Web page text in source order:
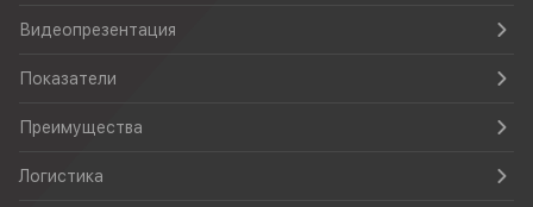
Видеопрезентация
Показатели
Преимущества
Логистика